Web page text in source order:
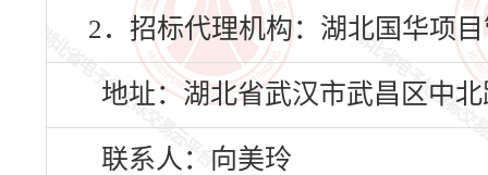
2．招标代理机构：湖北国华项
地址：湖北省武汉市武昌区中
联系人：向美玲